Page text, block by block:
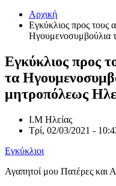
Αρχική
Εγκύκλιος προς τους
Ηγουμενοσυμβούλια
Εγκύκλιος προς
τα
μητροπόλεως
Ι.Μ Ηλείας
Τρί, 02/03/2021 -
Εγκύκλιοι
Αγαπητοί μου Πατέρες και